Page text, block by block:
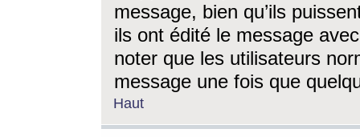
message, bien qu’ils
ils ont édité le message
noter que les utilisateurs
message une fois que
Haut